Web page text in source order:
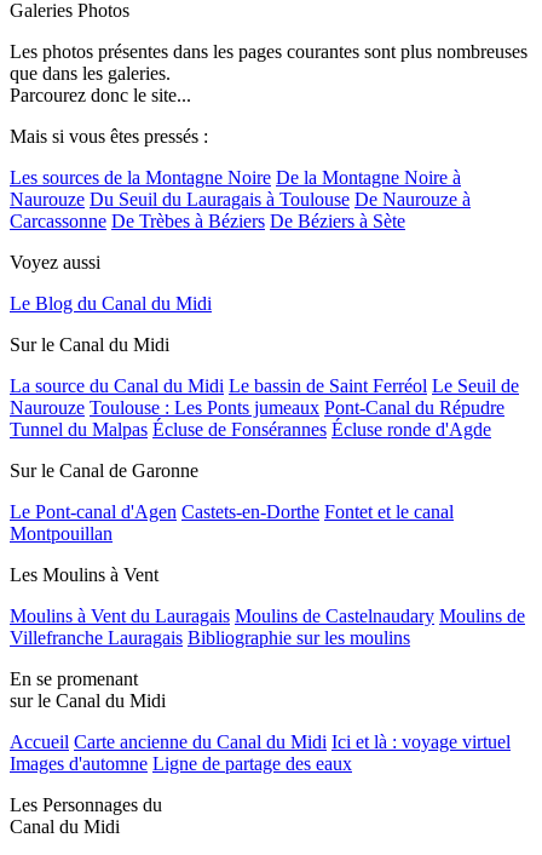
Galeries Photos
Les photos présentes dans les pages courantes sont plus nombreuses
que dans les galeries.
Parcourez donc le site...
Mais si vous êtes pressés :
Les sources de la Montagne Noire De la Montagne Noire à
Naurouze Du Seuil du Lauragais à Toulouse De Naurouze à
Carcassonne De Trèbes à Béziers De Béziers à Sète
Voyez aussi
Le Blog du Canal du Midi
Sur le Canal du Midi
La source du Canal du Midi Le bassin de Saint Ferréol Le Seuil de
Naurouze Toulouse : Les Ponts jumeaux Pont-Canal du Répudre
Tunnel du Malpas Écluse de Fonsérannes Écluse ronde d'Agde
Sur le Canal de Garonne
Le Pont-canal d'Agen Castets-en-Dorthe Fontet et le canal
Montpouillan
Les Moulins à Vent
Moulins à Vent du Lauragais Moulins de Castelnaudary Moulins de
Villefranche Lauragais Bibliographie sur les moulins
En se promenant
sur le Canal du Midi
Accueil Carte ancienne du Canal du Midi Ici et là : voyage virtuel
Images d'automne Ligne de partage des eaux
Les Personnages du
Canal du Midi